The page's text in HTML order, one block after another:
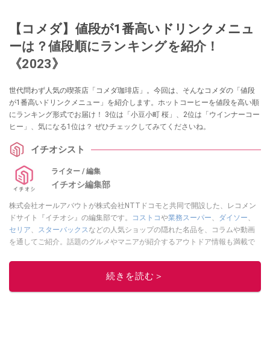
【コメダ】値段が1番高いドリンクメニュ
ーは？値段順にランキングを紹介！
《2023》
世代問わず人気の喫茶店「コメダ珈琲店」。今回は、そんなコメダの「値段
が1番高いドリンクメニュー」を紹介します。ホットコーヒーを値段を高い順
にランキング形式でお届け！ 3位は「小豆小町 桜」、2位は「ウインナーコー
ヒー」、気になる1位は？ ぜひチェックしてみてくださいね。
イチオシスト
ライター / 編集
イチオシ編集部
株式会社オールアバウトが株式会社NTTドコモと共同で開設した、レコメン
ドサイト『イチオシ』の編集部です。
コストコや業務スーパー、 ダイソー、
セリア、 スターバックスなどの人気ショップの隠れた名品を、コラムや動画
を通してご紹介。話題のグルメやマニアが紹介するアウトドア情報も満載で
レビューしています。毎日トレンド情報をお届けしているので、ぜひ
してください！続きを読む＞